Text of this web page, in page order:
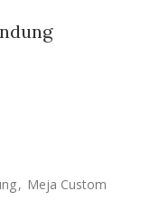
, Meja Custom